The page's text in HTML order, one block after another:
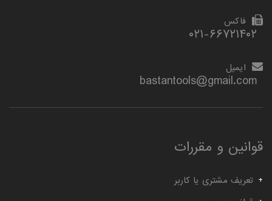
فاکس
۰۲۱-۶۶۷۲۱۴۰۲
ایمیل
bastantools@gmail.com
قوانین و مقررات
تعریف مشتری یا کاربر